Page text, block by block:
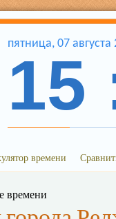
пятница, 07 августа
15
времени
времени